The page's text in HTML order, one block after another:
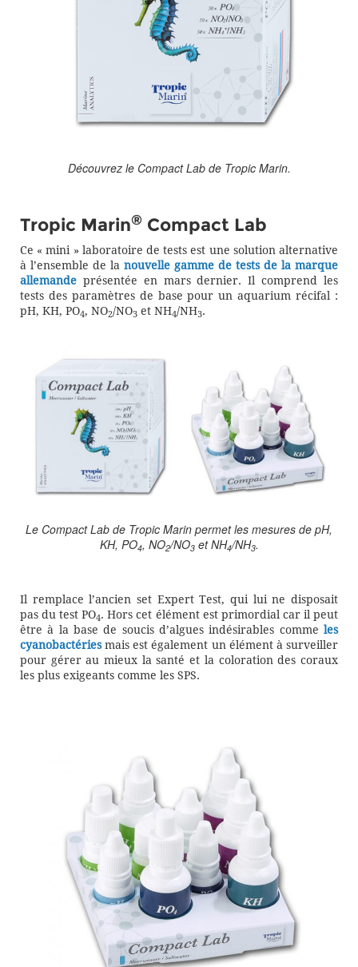
Découvrez le Compact Lab de Tropic Marin.
Tropic Marin® Compact Lab
Ce « mini » laboratoire de tests est une solution alternative
à l’ensemble de la nouvelle gamme de tests de la marque
allemande présentée en mars dernier. Il comprend les
tests des paramètres de base pour un aquarium récifal :
pH, KH, PO4, NO2/NO3 et NH4/NH3.
Le Compact Lab de Tropic Marin permet les mesures de pH,
KH, PO4, NO2/NO3et NH4/NH3.
Il remplace l’ancien set Expert Test, qui lui ne disposait
pas du test PO4. Hors cet élément est primordial car il peut
être à la base de soucis d’algues indésirables comme les
cyanobactériesmais est également un élément à surveiller
pour gérer au mieux la santé et la coloration des coraux
les plus exigeants comme les SPS.